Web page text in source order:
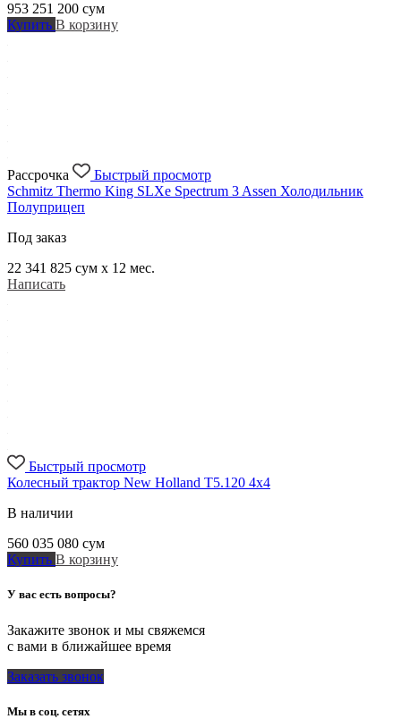
953 251 200 сум
Купить В корзину
Рассрочка
Быстрый просмотр
Schmitz Thermo King SLXe Spectrum 3 Assen Холодильник
Полуприцеп
Под заказ
22 341 825 сум x 12 мес.
Написать
Быстрый просмотр
Колесный трактор New Holland T5.120 4x4
В наличии
560 035 080 сум
Купить В корзину
У вас есть вопросы?
Закажите звонок и мы свяжемся
с вами в ближайшее время
Заказать звонок
Мы в соц. сетях